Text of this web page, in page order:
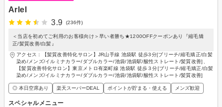
Arlel
3.9
(236件)
＜当店を初めてご利用のお客様向け＞早い者勝ち★1200OFFクーポンあり『縮毛矯
正/髪質改善/白髪』
アクセス：【髪質改善特化サロン】JR山手線 池袋駅 徒歩3分[ブリーチ/縮毛矯正/白髪
染め/メンズ/イルミナカラー/ダブルカラー/池袋/池袋駅/酸性ストレート/髪質改善]、
【髪質改善特化サロン】東京メトロ有楽町線 池袋駅 徒歩３分[ブリーチ/縮毛矯正/白髪
染め/メンズ/イルミナカラー/ダブルカラー/池袋/池袋駅/酸性ストレート/髪質改善]
◎ 本日空席あり 楽天スーパーDEAL ポイントが貯まる・使える メンズ歓迎
スペシャルメニュー